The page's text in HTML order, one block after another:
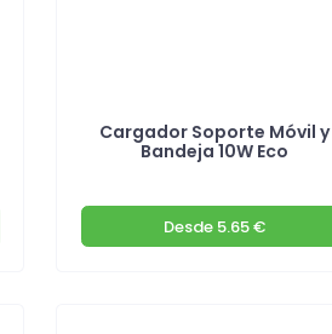
Cargador Soporte Móvil y
Bandeja 10W Eco
Desde 5.65 €